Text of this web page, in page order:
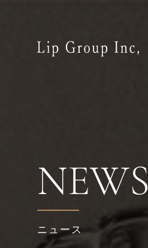
NEWS
ニュース